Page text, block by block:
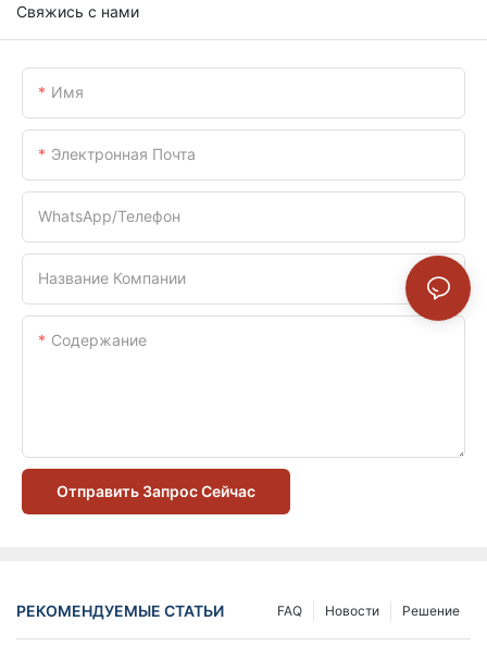
Свяжись с нами
Имя
Электронная Почта
WhatsApp/телефон
Название Компании
Содержание
Отправить Запрос Сейчас
РЕКОМЕНДУЕМЫЕ СТАТЬИ Решение
Новости
FAQ